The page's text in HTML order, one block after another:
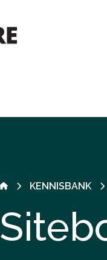
KENNISBANK